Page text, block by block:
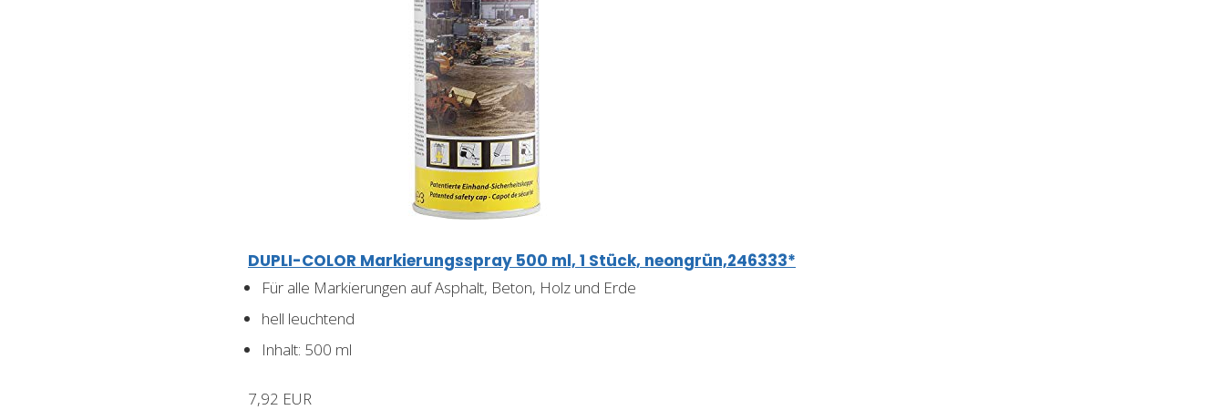
DUPLI-COLOR Markierungsspray 500 ml, 1 Stück, neongrün,246333*
Für alle Markierungen auf Asphalt, Beton, Holz und Erde
hell leuchtend
Inhalt: 500 ml
7,92 EUR